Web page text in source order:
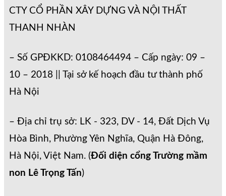
CTY CỔ PHẦN XÂY DỰNG VÀ NỘI THẤT
THANH NHÀN
– Số GPĐKKD: 0108464494 – Cấp ngày: 09 –
10 – 2018 || Tại sở kế hoạch đầu tư thành phố
Hà Nội
– Địa chỉ trụ sở: LK - 323, DV - 14, Đất Dịch Vụ
Hòa Bình, Phường Yên Nghĩa, Quận Hà Đông,
Hà Nội, Việt Nam. (Đối diện cổng Trường mầm
non Lê Trọng Tấn)